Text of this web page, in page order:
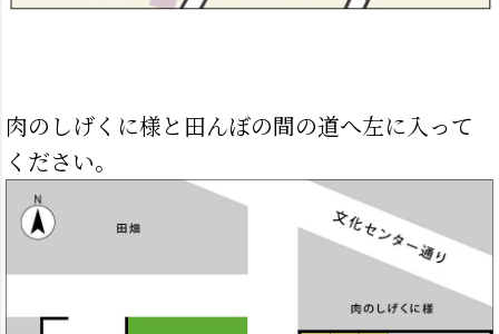
肉のしげくに様と田んぼの間の道へ左に入って
ください。